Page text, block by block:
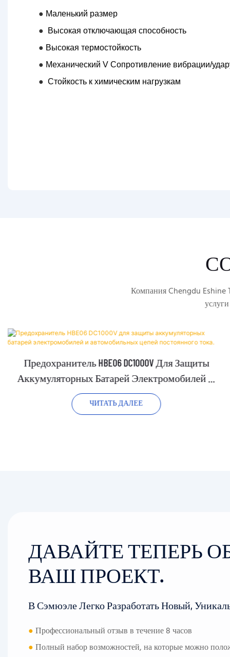
● Маленький размер
● Высокая отключающая способность
● Высокая термостойкость
● Механический V Сопротивление вибрации/
● Стойкость к химическим нагрузкам
Компания Chengdu Eshine
Предохранитель HBE06 DC1000V Для Защиты
Аккумуляторных Батарей Электромобилей И
Автомобильных Цепей Постоянного Тока.
ЧИТАТЬ ДАЛЕЕ
ДАВАЙТЕ ТЕПЕРЬ
ВАШ ПРОЕКТ.
В Сэмюэле Легко Разработать Новый,
●Профессиональный отзыв в течение 8 часов
●Полный набор возможностей, на которые можно